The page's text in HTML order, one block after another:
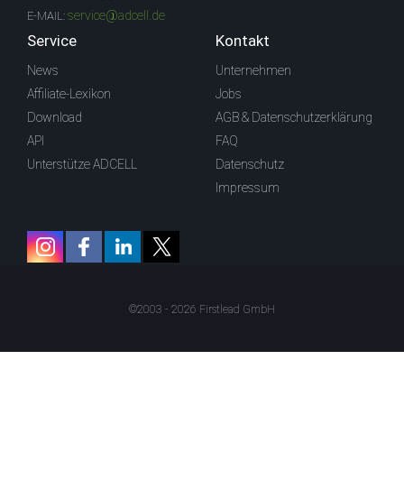
E-MAIL: service@adcell.de
Service
News
Affiliate-Lexikon
Download
API
Unterstütze ADCELL
Kontakt
Unternehmen
Jobs
AGB & Datenschutzerklärung
FAQ
Datenschutz
Impressum
©2003 - 2026 Firstlead GmbH